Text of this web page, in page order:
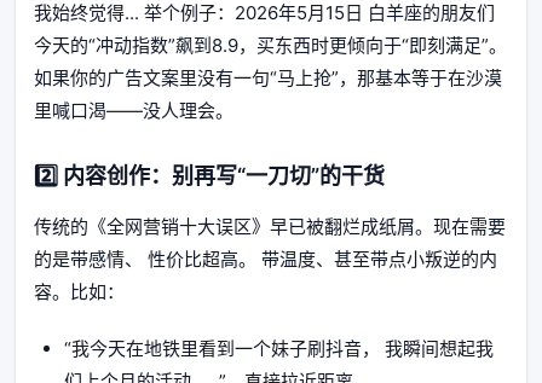
我始终觉得... 举个例子：2026年5月15日 白羊座的朋友们
今天的“冲动指数”飙到8.9，买东西时更倾向于“即刻满足”。
如果你的广告文案里没有一句“马上抢”，那基本等于在沙漠
里喊口渴——没人理会。
2️⃣ 内容创作：别再写“一刀切”的干货
传统的《全网营销十大误区》早已被翻烂成纸屑。现在需要
的是带感情、 性价比超高。 带温度、甚至带点小叛逆的内
容。比如：
“我今天在地铁里看到一个妹子刷抖音， 我瞬间想起我